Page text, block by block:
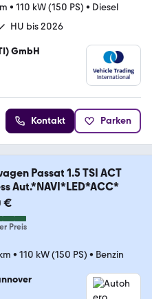
• 110 kW (150 PS) • Diesel
HU bis 2026
GmbH
Kontakt Parken
Passat 1.5 TSI ACT
Aut.*NAVI*LED*ACC*
€
Preis
• 110 kW (150 PS) • Benzin